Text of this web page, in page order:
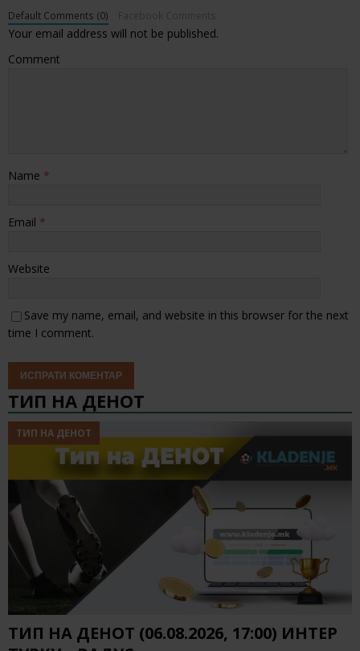
Default Comments (0)
Your email address will not be published.
Comment
Name *
Email *
Website
Save my name, email, and website in this browser for the next
time I comment.
ТИП НА ДЕНОТ
ТИП НА ДЕНОТ
ТИП НА ДЕНОТ (06.08.2026, 17:00) ИНТЕР